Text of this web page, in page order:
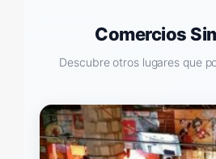
Comercios
Descubre otros lugares que